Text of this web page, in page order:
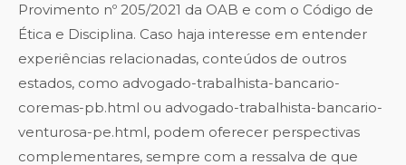
Provimento nº 205/2021 da OAB e com o Código de
Ética e Disciplina. Caso haja interesse em entender
experiências relacionadas, conteúdos de outros
estados, como advogado-trabalhista-bancario-
coremas-pb.html ou advogado-trabalhista-bancario-
venturosa-pe.html, podem oferecer perspectivas
complementares, sempre com a ressalva de que